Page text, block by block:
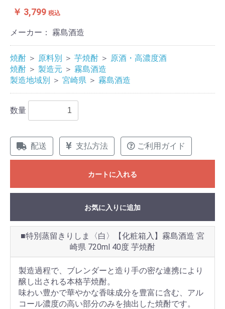
￥ 3,799税込
メーカー： 霧島酒造
焼酎 ＞ 原料別 ＞ 芋焼酎 ＞ 原酒・高濃度酒
焼酎 ＞ 製造元 ＞ 霧島酒造
製造地域別 ＞ 宮崎県 ＞ 霧島酒造
数量
配送 支払方法 ご利用ガイド
カートに入れる
お気に入りに追加
■特別蒸留きりしま〈白〉【化粧箱入】霧島酒造 宮
崎県 720ml 40度 芋焼酎
製造過程で、ブレンダーと造り手の密な連携により
醸し出される本格芋焼酎。
味わい豊かで華やかな香味成分を豊富に含む、アル
コール濃度の高い部分のみを抽出した焼酎です。